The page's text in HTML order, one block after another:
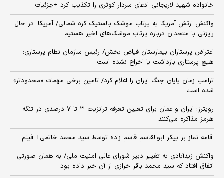
خانواده شهید لاریجانی ادعای سردار کوثری را تکذیب کرد +جزئیات
واکنش ارتش آمریکا به پرتاب موشک بالستیک کره شمالی/ آمریکا: در حال
رایزنی با متحدان درباره پرتاب موشک‌های اخیر هستیم
اعتراض پرستاران بیمارستان فیاض بخش/ رئیس سازمان نظام پرستاری:
هیچ پرستاری بازداشت یا اخراج نشده است
ترامپ زمان پایان جنگ ایران را اعلام کرد/ تامین برخی مهمات «محدودتر»
شده است
رویترز: ایران و عمان برای تعیین تعرفه ترانزیت ۳ تا ۷ درصدی در تنگه
هرمز مذاکره می‌کنند
اقامه نماز بر پیکر ابوالقاسم قاسم زاده توسط سید محمد خاتمی+ فیلم
واکنش زیدآبادی به تغییر دبیر شورای عالی امنیت ملی/ به همان صورتی
اتفاق افتاد که سید محمد باقر خرازی از آن خبر داده بود